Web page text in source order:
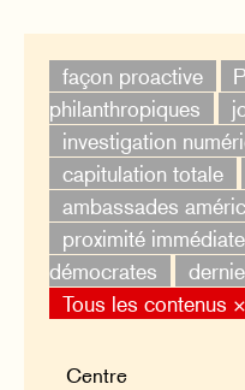
façon proactive
philanthropiques
investigation
capitulation totale
ambassades
proximité immédiate
démocrates
Tous les contenus ×